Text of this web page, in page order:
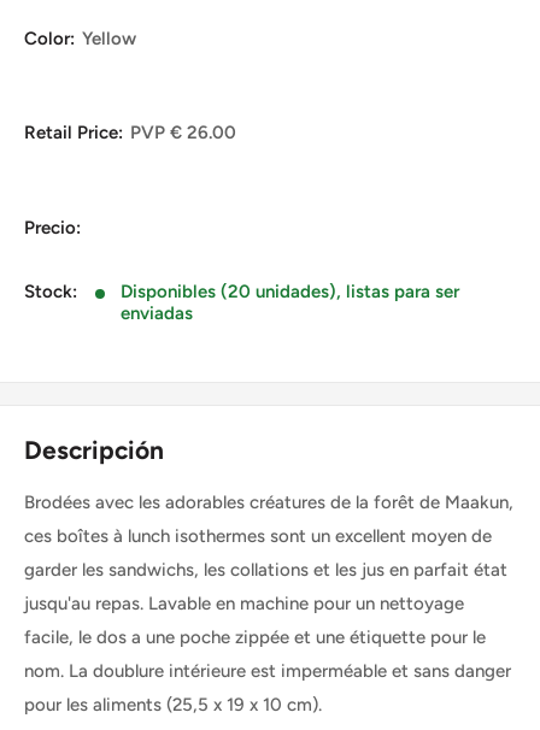
Color: Yellow
Retail Price: PVP € 26.00
Precio:
Stock:
Disponibles (20 unidades), listas para ser
enviadas
Descripción
Brodées avec les adorables créatures de la forêt de Maakun,
ces boîtes à lunch isothermes sont un excellent moyen de
garder les sandwichs, les collations et les jus en parfait état
jusqu'au repas. Lavable en machine pour un nettoyage
facile, le dos a une poche zippée et une étiquette pour le
nom. La doublure intérieure est imperméable et sans danger
pour les aliments (25,5 x 19 x 10 cm).